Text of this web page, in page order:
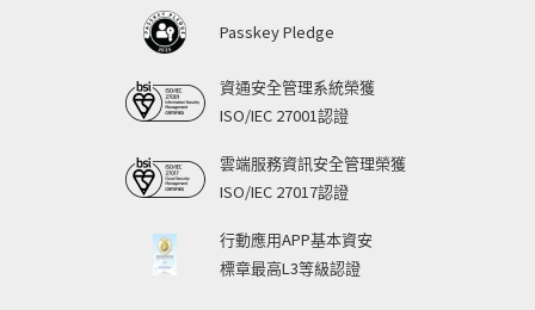
Passkey Pledge
資通安全管理系統榮獲
ISO/IEC 27001認證
雲端服務資訊安全管理榮獲
ISO/IEC 27017認證
行動應用APP基本資安
標章最高L3等級認證